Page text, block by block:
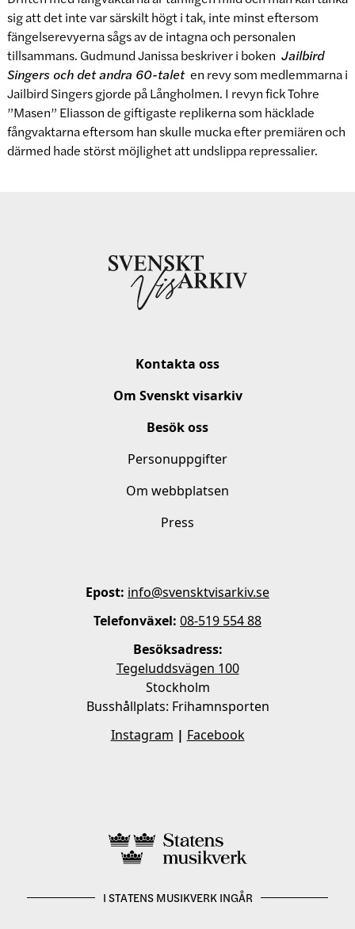
sig att det inte var särskilt högt i tak, inte minst eftersom
fängelserevyerna sågs av de intagna och personalen
tillsammans. Gudmund Janissa beskriver i boken Jailbird
Singers och det andra 60-taleten revy som medlemmarna i
Jailbird Singers gjorde på Långholmen. I revyn fick Tohre
”Masen” Eliasson de giftigaste replikerna som häcklade
fångvaktarna eftersom han skulle mucka efter premiären och
därmed hade störst möjlighet att undslippa repressalier.
Kontakta oss
Om Svenskt visarkiv
Besök oss
Personuppgifter
Om webbplatsen
Press
Epost: info@svensktvisarkiv.se
Telefonväxel: 08-519 554 88
Besöksadress:
Tegeluddsvägen 100
Stockholm
Busshållplats: Frihamnsporten
Instagram | Facebook
I STATENS MUSIKVERK INGÅR